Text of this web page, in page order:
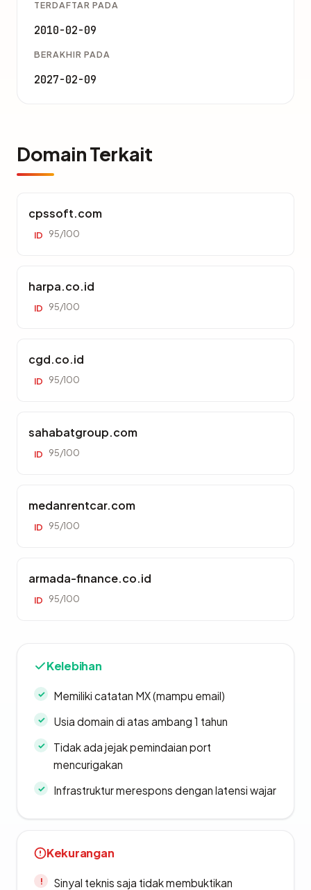
TERDAFTAR PADA
2010-02-09
BERAKHIR PADA
2027-02-09
Domain Terkait
cpssoft.com
ID 95/100
harpa.co.id
ID 95/100
cgd.co.id
ID 95/100
sahabatgroup.com
ID 95/100
medanrentcar.com
ID 95/100
armada-finance.co.id
ID 95/100
Kelebihan
Memiliki catatan MX (mampu email)
Usia domain di atas ambang 1 tahun
Tidak ada jejak pemindaian port
mencurigakan
Infrastruktur merespons dengan latensi wajar
Kekurangan
Sinyal teknis saja tidak membuktikan